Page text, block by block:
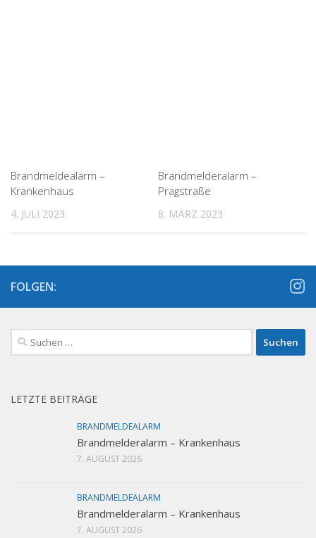
Brandmeldealarm –
Krankenhaus
4. JULI 2023
Brandmelderalarm –
Pragstraße
8. MÄRZ 2023
FOLGEN:
Suchen
nach:
LETZTE BEITRÄGE
BRANDMELDEALARM
Brandmelderalarm – Krankenhaus
7. AUGUST 2026
BRANDMELDEALARM
Brandmelderalarm – Krankenhaus
7. AUGUST 2026